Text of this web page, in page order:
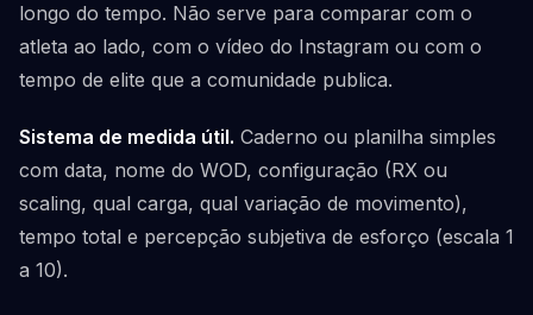
longo do tempo. Não serve para comparar com o
atleta ao lado, com o vídeo do Instagram ou com o
tempo de elite que a comunidade publica.
Sistema de medida útil. Caderno ou planilha simples
com data, nome do WOD, configuração (RX ou
scaling, qual carga, qual variação de movimento),
tempo total e percepção subjetiva de esforço (escala 1
a 10).